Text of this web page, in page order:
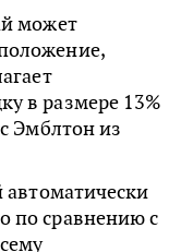
может
в размере 13%
Эмблтон из
автоматически
по сравнению с